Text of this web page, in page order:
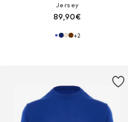
Jersey
89,90€
+2